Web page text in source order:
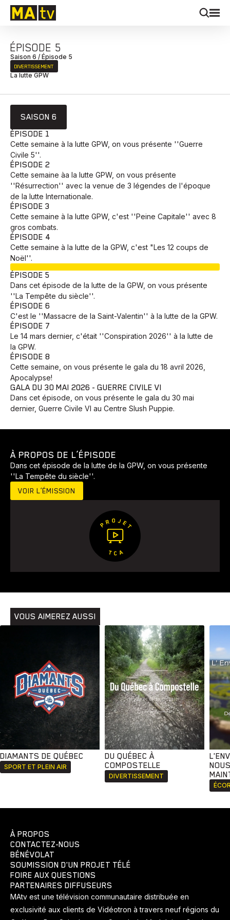
Bingo Communauté
Histoires Pêche
ÉPISODE 5
Saison 6 / Épisode 5
DIVERTISSEMENT
La lutte GPW
SAISON 6
ÉPISODE 1
Cette semaine à la lutte GPW, on vous présente ''Guerre
Civile 5''.
ÉPISODE 2
Cette semaine àa la lutte GPW, on vous présente
''Résurrection'' avec la venue de 3 légendes de l'époque
de la lutte Internationale.
ÉPISODE 3
Cette semaine à la lutte GPW, c'est ''Peine Capitale'' avec 8
gros combats.
ÉPISODE 4
Cette semaine à la lutte de la GPW, c'est "Les 12 coups de
Noël''.
ÉPISODE 5
Dans cet épisode de la lutte de la GPW, on vous présente
''La Tempête du siècle''.
ÉPISODE 6
C'est le ''Massacre de la Saint-Valentin'' à la lutte de la GPW.
ÉPISODE 7
Le 14 mars dernier, c'était ''Conspiration 2026'' à la lutte de
la GPW.
ÉPISODE 8
Cette semaine, on vous présente le gala du 18 avril 2026,
Apocalypse!
GALA DU 30 MAI 2026 - GUERRE CIVILE VI
Dans cet épisode, on vous présente le gala du 30 mai
dernier, Guerre Civile VI au Centre Slush Puppie.
À PROPOS DE L’ÉPISODE
Dans cet épisode de la lutte de la GPW, on vous présente
''La Tempête du siècle''.
VOIR L’ÉMISSION
VOUS AIMEREZ AUSSI
DIAMANTS DE QUÉBEC
SPORT ET PLEIN AIR
DU QUÉBEC À
COMPOSTELLE
DIVERTISSEMENT
À PROPOS
CONTACTEZ-NOUS
BÉNÉVOLAT
SOUMISSION D'UN PROJET TÉLÉ
FOIRE AUX QUESTIONS
PARTENAIRES DIFFUSEURS
MAtv est une télévision communautaire distribuée en
exclusivité aux clients de Vidéotron à travers neuf régions du